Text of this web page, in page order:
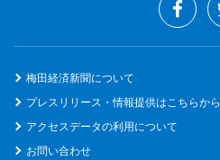
梅田経済新聞について
プレスリリース・情報提供はこちらから
アクセスデータの利用について
お問い合わせ